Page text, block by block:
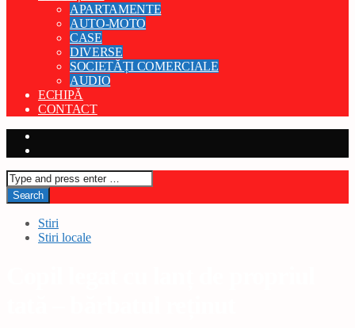
APARTAMENTE
AUTO-MOTO
CASE
DIVERSE
SOCIETĂȚI COMERCIALE
AUDIO
ECHIPĂ
CONTACT
Stiri
Stiri locale